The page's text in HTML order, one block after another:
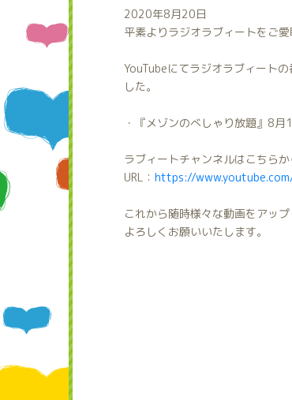
2020年8月20日
平素よりラジオラブィートをご
YouTubeにてラジオラブィート
した。
・『メゾンのべしゃり放題』8月
ラブィートチャンネルはこちらか
URL： https://www.youtube.com/
これから随時様々な動画をアッ
よろしくお願いいたします。